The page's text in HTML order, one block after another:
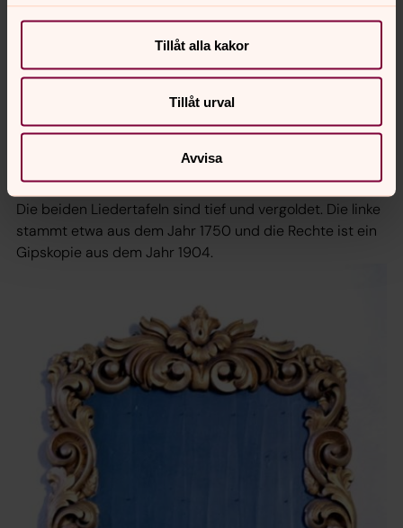
Tillåt alla kakor
Tillåt urval
Avvisa
DIE LIEDERTAFELN
Die beiden Liedertafeln sind tief und vergoldet. Die linke
stammt etwa aus dem Jahr 1750 und die Rechte ist ein
Gipskopie aus dem Jahr 1904.